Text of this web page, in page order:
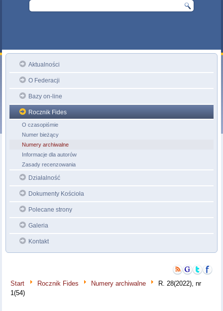
Aktualności
O Federacji
Bazy on-line
Rocznik Fides
O czasopiśmie
Numer bieżący
Numery archiwalne
Informacje dla autorów
Zasady recenzowania
Działalność
Dokumenty Kościoła
Polecane strony
Galeria
Kontakt
Start Rocznik Fides Numery archiwalne
R. 28(2022), nr
1(54)